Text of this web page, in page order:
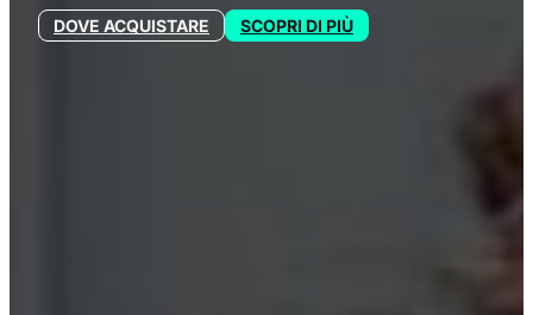
DOVE ACQUISTARE SCOPRI DI PIÙ